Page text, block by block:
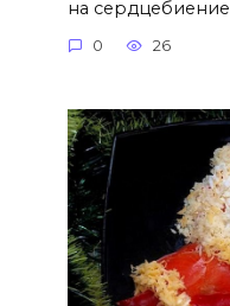
на сердцебиение
0 26